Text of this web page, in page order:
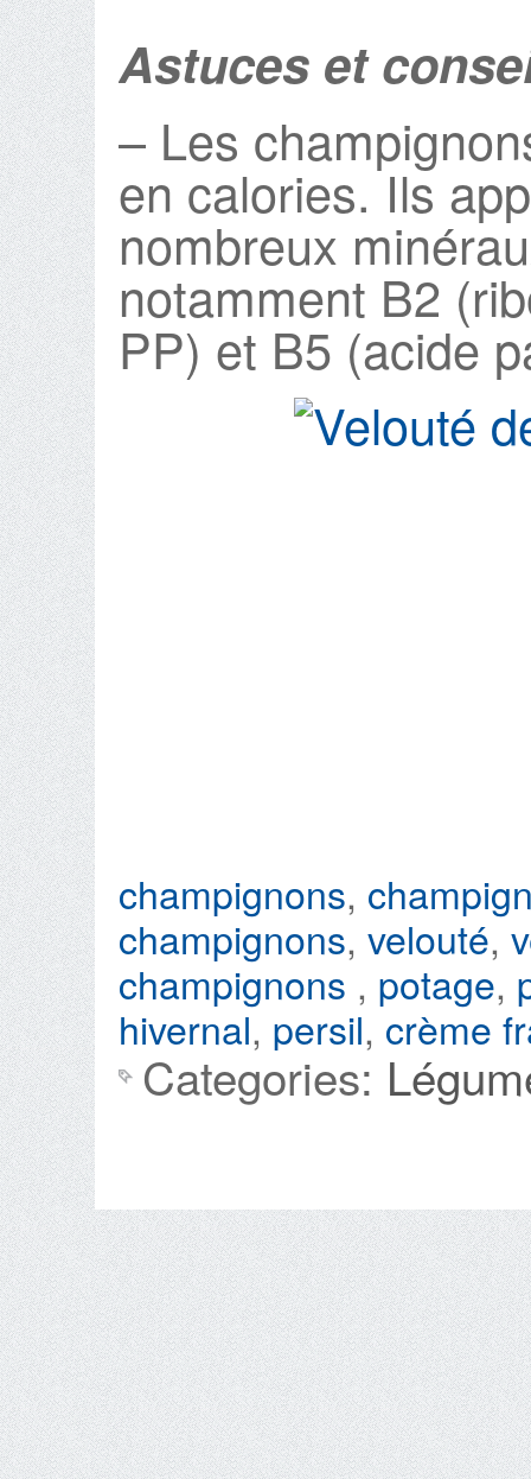
Astuces et
– Les
en calories. Ils
nombreux
notamment B2
PP) et B5 (acide
champignons,
champignons, velouté,
champignons , potage,
hivernal, persil, crème
Categories: